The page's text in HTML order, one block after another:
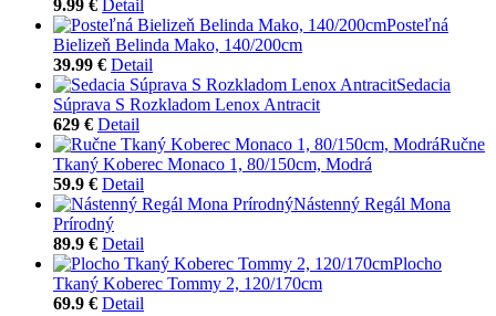
9.99 € Detail
Posteľná
Bielizeň Belinda Mako, 140/200cm
39.99 € Detail
Sedacia
Súprava S Rozkladom Lenox Antracit
629 € Detail
Ručne
Tkaný Koberec Monaco 1, 80/150cm, Modrá
59.9 € Detail
Nástenný Regál Mona
Prírodný
89.9 € Detail
Plocho
Tkaný Koberec Tommy 2, 120/170cm
69.9 € Detail